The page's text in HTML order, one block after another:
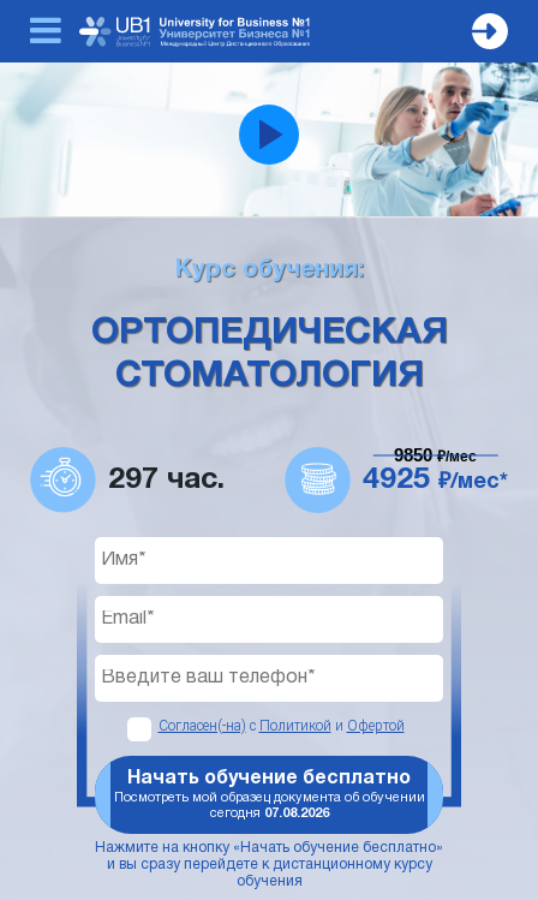
Курс обучения:
ОРТОПЕДИЧЕСКАЯ
СТОМАТОЛОГИЯ
297 час. 4925 ₽/мес*
9850₽/мес
Согласен(-на) с Политикой и Офертой
Начать обучение бесплатно
Посмотреть мой образец документа об обучении
сегодня 07.08.2026
Нажмите на кнопку «Начать обучение бесплатно»
и вы сразу перейдете к дистанционному курсу
обучения